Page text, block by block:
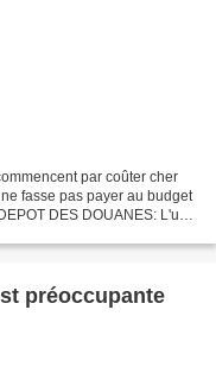
par coûter cher
fasse pas payer au budget
DES DOUANES: L'une
préoccupante